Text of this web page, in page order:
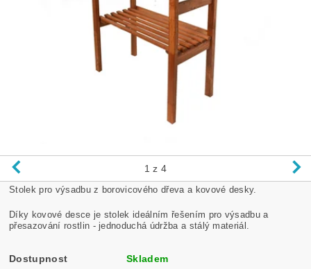
1 z 4
Stolek pro výsadbu z borovicového dřeva a kovové desky.
Díky kovové desce je stolek ideálním řešením pro výsadbu a
přesazování rostlin - jednoduchá údržba a stálý materiál.
Dostupnost Skladem